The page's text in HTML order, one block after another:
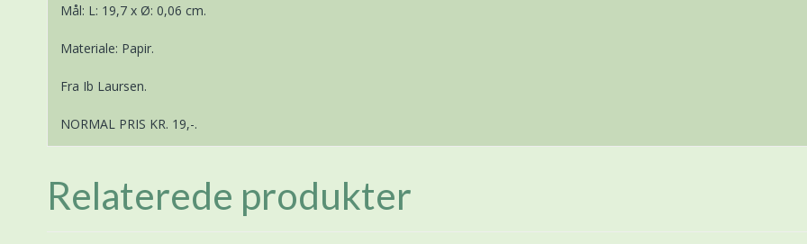
Mål: L: 19,7 x Ø: 0,06 cm.
Materiale: Papir.
Fra Ib Laursen.
NORMAL PRIS KR. 19,-.
Relaterede produkter